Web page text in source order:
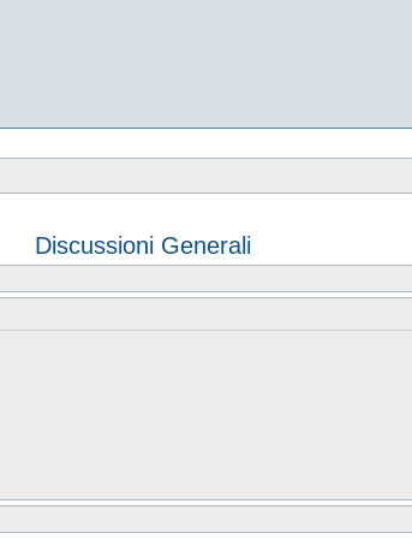
Discussioni Generali